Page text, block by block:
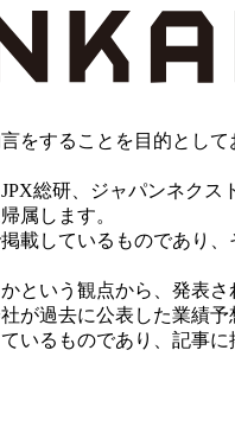
をすることを目的として
研、ジャパンネクス
属します。
しているものであり
いう観点から、発表
過去に公表した業績
るものであり、記事